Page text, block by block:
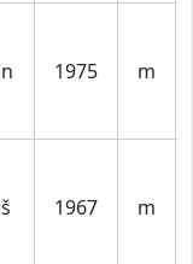
1975 m
1967 m